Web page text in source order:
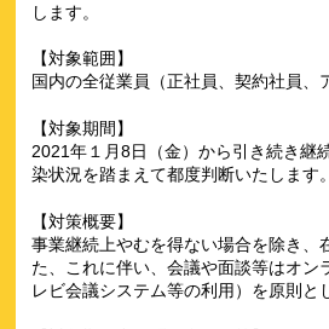
します。
【対象範囲】
国内の全従業員（正社員、契約社員、
【対象期間】
2021年１月8日（金）から引き続き継
染状況を踏まえて都度判断いたします。
【対策概要】
事業継続上やむを得ない場合を除き、
た、これに伴い、会議や面談等はオン
レビ会議システム等の利用）を原則と